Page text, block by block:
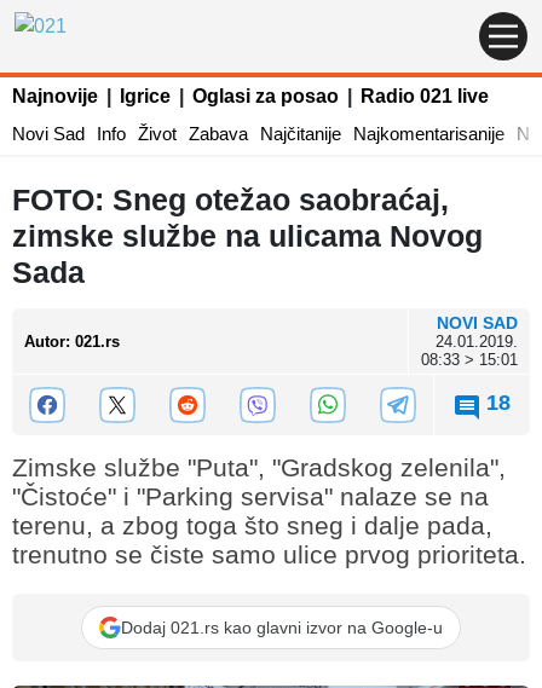
Najnovije Igrice Oglasi za posao
Radio 021 live
Novi Sad
Info Život Zabava Najčitanije Najkomentarisanije
FOTO: Sneg otežao saobraćaj,
zimske službe na ulicama Novog
Sada
Autor: 021.rs
NOVI SAD
24.01.2019.
08:33 > 15:01
18
Zimske službe "Puta", "Gradskog zelenila",
"Čistoće" i "Parking servisa" nalaze se na
terenu, a zbog toga što sneg i dalje pada,
trenutno se čiste samo ulice prvog prioriteta.
Dodaj 021.rs kao glavni izvor na Google-u